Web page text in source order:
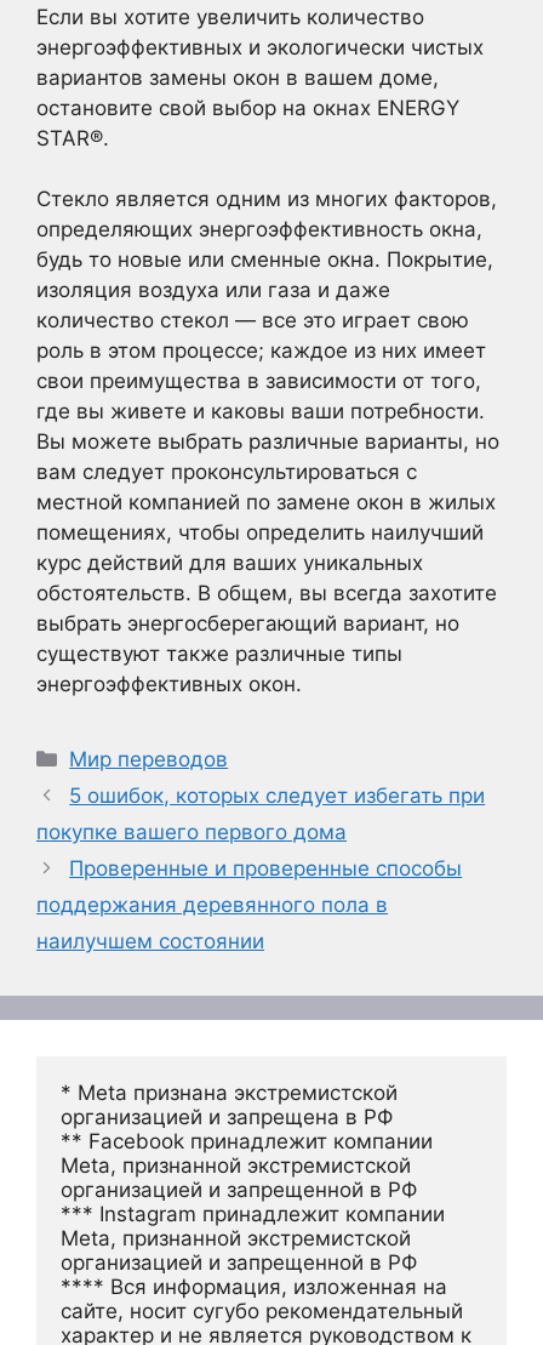
Если вы хотите увеличить количество
энергоэффективных и экологически чистых
вариантов замены окон в вашем доме,
остановите свой выбор на окнах ENERGY
STAR®.
Стекло является одним из многих факторов,
определяющих энергоэффективность окна,
будь то новые или сменные окна. Покрытие,
изоляция воздуха или газа и даже
количество стекол — все это играет свою
роль в этом процессе; каждое из них имеет
свои преимущества в зависимости от того,
где вы живете и каковы ваши потребности.
Вы можете выбрать различные варианты, но
вам следует проконсультироваться с
местной компанией по замене окон в жилых
помещениях, чтобы определить наилучший
курс действий для ваших уникальных
обстоятельств. В общем, вы всегда захотите
выбрать энергосберегающий вариант, но
существуют также различные типы
энергоэффективных окон.
Рубрики
Мир переводов
5 ошибок, которых следует избегать при
покупке вашего первого дома
Проверенные и проверенные способы
поддержания деревянного пола в
наилучшем состоянии
* Meta признана экстремистской
организацией и запрещена в РФ
** Facebook принадлежит компании
Meta, признанной экстремистской
организацией и запрещенной в РФ
*** Instagram принадлежит компании
Meta, признанной экстремистской
организацией и запрещенной в РФ
**** Вся информация, изложенная на
сайте, носит сугубо рекомендательный
характер и не является руководством к